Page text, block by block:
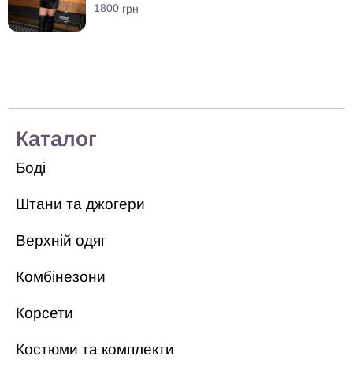
1800 грн
Каталог
Боді
Штани та джогери
Верхній одяг
Комбінезони
Корсети
Костюми та комплекти